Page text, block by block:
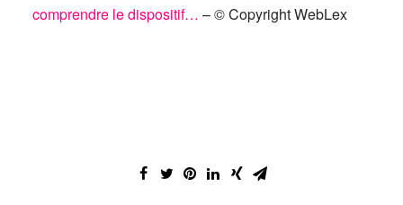
comprendre le dispositif… – © Copyright WebLex